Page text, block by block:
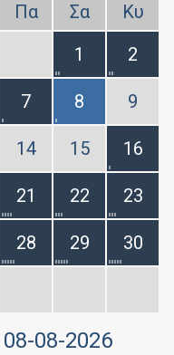
Πα Σα
Κυ
1
2
7 8 9
14 15 16
21 22 23
28 29 30
08-2026